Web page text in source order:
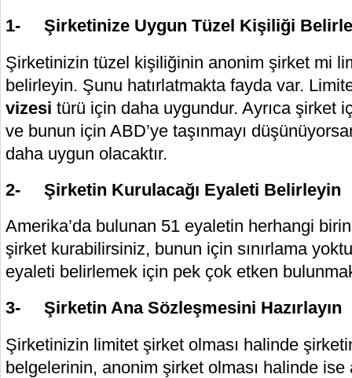
1- Şirketinize Uygun Tüzel Kişiliği
Şirketinizin tüzel kişiliğinin anonim şirket mi
belirleyin. Şunu hatırlatmakta fayda var.
vizesi türü için daha uygundur. Ayrıca şirket
ve bunun için ABD’ye taşınmayı
daha uygun olacaktır.
2- Şirketin Kurulacağı Eyaleti Belirleyin
Amerika’da bulunan 51 eyaletin herhangi
şirket kurabilirsiniz, bunun için sınırlama
eyaleti belirlemek için pek çok etken
3- Şirketin Ana Sözleşmesini Hazırlayın
Şirketinizin limitet şirket olması halinde
belgelerinin, anonim şirket olması halinde